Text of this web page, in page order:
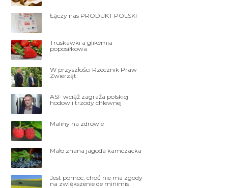
Łączy nas PRODUKT POLSKI
Truskawki a glikemia
poposiłkowa
W przyszłości Rzecznik Praw
Zwierząt
ASF wciąż zagraża polskiej
hodowli trzody chlewnej
Maliny na zdrowie
Mało znana jagoda kamczacka
Jest pomoc, choć nie ma zgody
na zwiększenie de minimis